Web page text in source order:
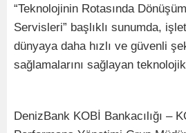
“Teknolojinin Rotasında
Servisleri” başlıklı sunumda,
dünyaya daha hızlı ve güvenli
sağlamalarını sağlayan
DenizBank KOBİ Bankacılığı –